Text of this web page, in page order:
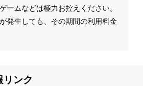
ームなどは極力お控えください。
発生しても、その期間の利用料金
リンク